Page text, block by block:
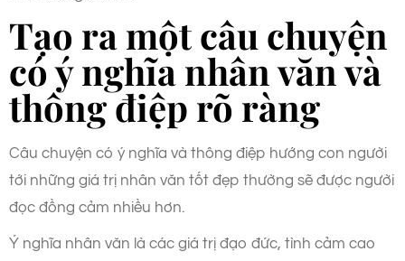
Tạo ra một câu chuyện
có ý nghĩa nhân văn và
thông điệp rõ ràng
Câu chuyện có ý nghĩa và thông điệp hướng con người
tới những giá trị nhân văn tốt đẹp thường sẽ được người
đọc đồng cảm nhiều hơn.
Ý nghĩa nhân văn là các giá trị đạo đức, tình cảm cao